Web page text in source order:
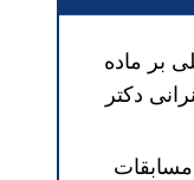
بر ماده
دکتر
مسابقات